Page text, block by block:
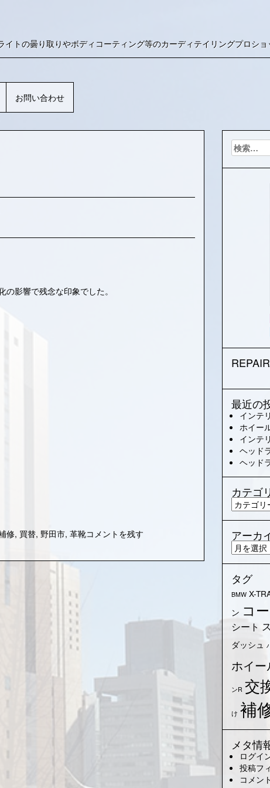
トの曇り取りやボディコーティング等のカーディテイリングプロショ
お問い合わせ
影響で残念な印象でした。
修, 買替, 野田市, 革靴コメントを残す
検
索:
最近の
インテ
ホイー
インテ
ヘッド
ヘッド
カテゴ
カ
テ
リ
ー
アーカ
ア
ー
イ
ブ
タグ
BMW X-
ン コ
シート
ダッシュ
ホイー
ンR 交
け 補
メタ情
ログイ
投稿フ
コメン